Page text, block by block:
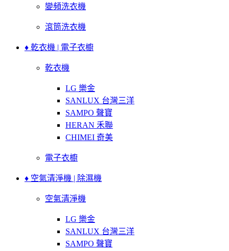
變頻洗衣機
滾筒洗衣機
♦ 乾衣機 | 電子衣櫥
乾衣機
LG 樂金
SANLUX 台灣三洋
SAMPO 聲寶
HERAN 禾聯
CHIMEI 奇美
電子衣櫥
♦ 空氣清淨機 | 除濕機
空氣清淨機
LG 樂金
SANLUX 台灣三洋
SAMPO 聲寶